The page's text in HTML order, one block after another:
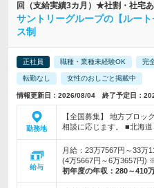
回（支給実績3カ月）★社割・社宅
サントリーグループの【ルー
ス制
正社員 職種・業種未経験OK 完
転勤なし 女性のおしごと掲載中
情報更新日：2026/08/04 終了予定日：
勤務地
【全国募集】 地方ブロッ
相談に応じます。 ■北海
給与
月給：23万7567円～33万
(4万5667円～6万3657円)
初年度の年収： 280～410